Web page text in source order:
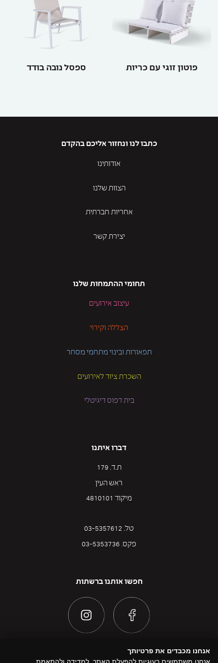
פוטון זוגי עם כריות ספסל נובה בודד
כתבו לנו ונחזור אליכם בהקדם
אודותינו
הצוות שלנו
אחריות חברתית
יצירת קשר
תחומי ההתמחות שלנו
עיצוב אירועים
הצללה וקירוי
תפאורות ובינוי מתחמי מסחר
השכרת ציוד לאירועים
בית דפוס דיגיטלי
דברו איתנו
ת.ד. 179
ראש העין
מיקוד 4810101
טל. 03-5357612
פקס. 03-5353736
חפשו אותנו ברשתות
אנחנו מכבדים את פרטיותך